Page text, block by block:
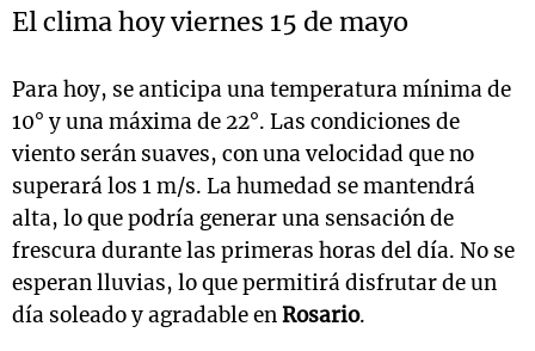
El clima hoy viernes 15 de mayo
Para hoy, se anticipa una temperatura mínima de
10° y una máxima de 22°. Las condiciones de
viento serán suaves, con una velocidad que no
superará los 1 m/s. La humedad se mantendrá
alta, lo que podría generar una sensación de
frescura durante las primeras horas del día. No se
esperan lluvias, lo que permitirá disfrutar de un
día soleado y agradable enRosario.